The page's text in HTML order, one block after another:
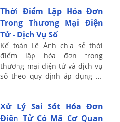
tuy ...
Thời Điểm Lập Hóa Đơn
Trong Thương Mại Điện
Tử - Dịch Vụ Số
Kế toán Lê Ánh chia sẻ thời
điểm lập hóa đơn trong
thương mại điện tử và dịch vụ
số theo quy định áp dụng từ
lập hóa ...
Xử Lý Sai Sót Hóa Đơn
Điện Tử Có Mã Cơ Quan